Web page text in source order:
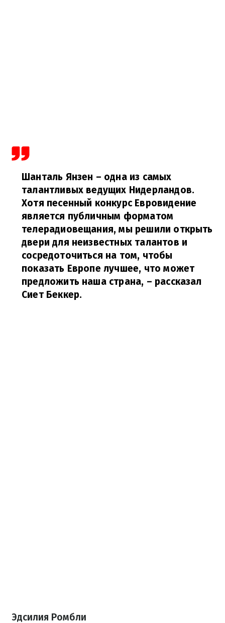
Шанталь Янзен – одна из самых
талантливых ведущих Нидерландов.
Хотя песенный конкурс Евровидение
является публичным форматом
телерадиовещания, мы решили открыть
двери для неизвестных талантов и
сосредоточиться на том, чтобы
показать Европе лучшее, что может
предложить наша страна, – рассказал
Сиет Беккер.
Эдсилия Ромбли